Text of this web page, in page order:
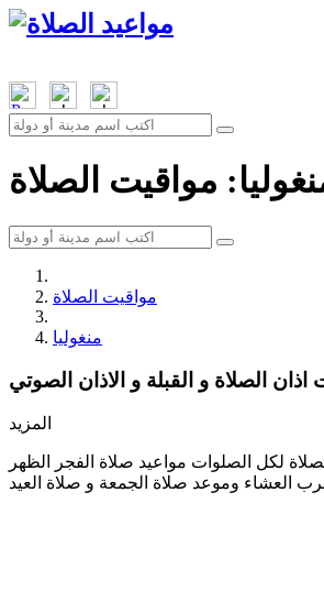
مواقيت الصلاة
مواقيت الصلاة
منغوليا
المزيد
لكل الصلوات مواعيد صلاة الفجر الظهر